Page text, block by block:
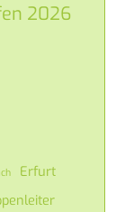
2026
Erfurt